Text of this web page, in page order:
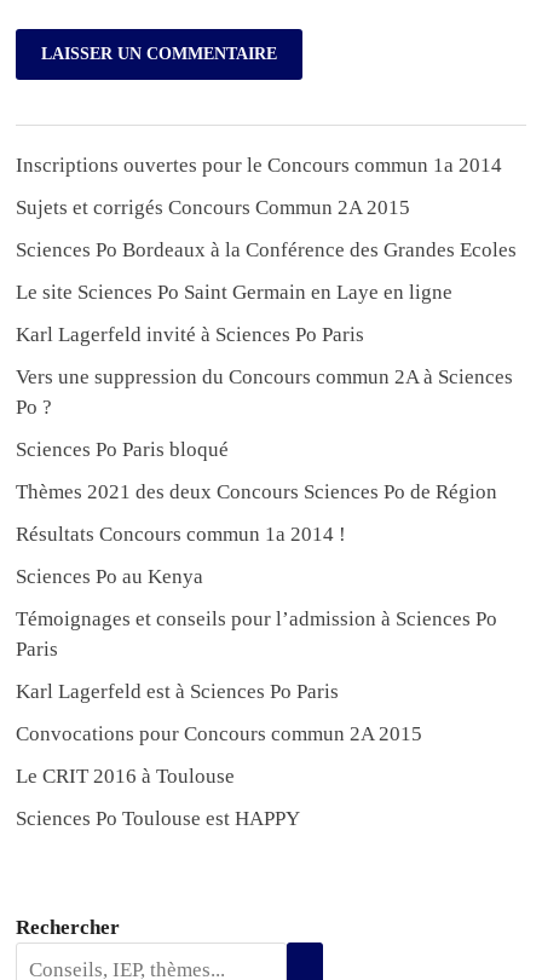
Inscriptions ouvertes pour le Concours commun 1a 2014
Sujets et corrigés Concours Commun 2A 2015
Sciences Po Bordeaux à la Conférence des Grandes Ecoles
Le site Sciences Po Saint Germain en Laye en ligne
Karl Lagerfeld invité à Sciences Po Paris
Vers une suppression du Concours commun 2A à Sciences
Po ?
Sciences Po Paris bloqué
Thèmes 2021 des deux Concours Sciences Po de Région
Résultats Concours commun 1a 2014 !
Sciences Po au Kenya
Témoignages et conseils pour l’admission à Sciences Po
Paris
Karl Lagerfeld est à Sciences Po Paris
Convocations pour Concours commun 2A 2015
Le CRIT 2016 à Toulouse
Sciences Po Toulouse est HAPPY
Rechercher